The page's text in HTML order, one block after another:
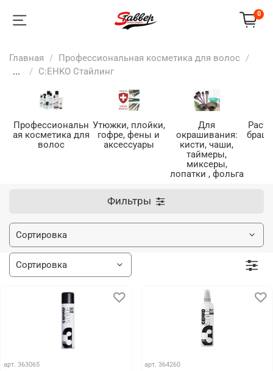
0
Главная
Профессиональная косметика для волос
...
C:EHKO Стайлинг
Профессиональн
ая косметика для
волос
Утюжки, плойки,
гофре, фены и
аксессуары
Для
окрашивания:
кисти, чаши,
таймеры,
миксеры,
лопатки , фольга
Фильтры
арт. 363065 арт. 364260